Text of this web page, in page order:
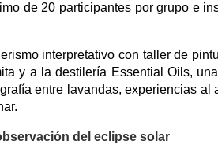
de 20 participantes por grupo e
interpretativo con taller de
y a la destilería Essential Oils,
entre lavandas, experiencias al
del eclipse solar